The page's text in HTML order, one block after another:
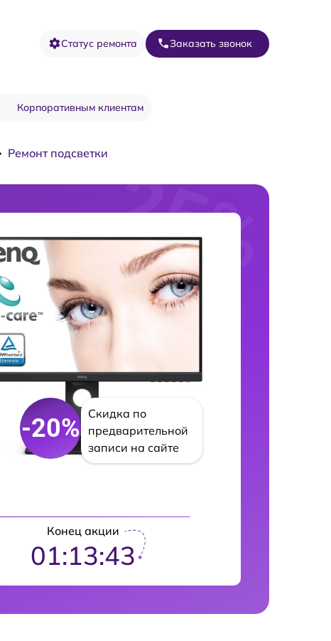
Статус ремонта Заказать звонок
Корпоративным клиентам
Ремонт подсветки
-20%
Скидка по
предварительной
записи на сайте
Конец акции
01:13:42